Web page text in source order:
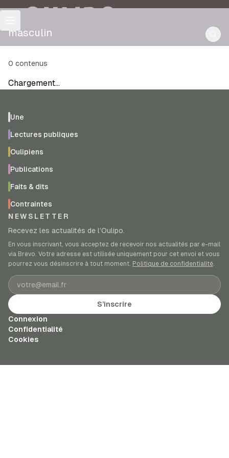
OULIPO
masculin
0 contenus
Chargement…
Une
Lectures publiques
Oulipiens
Publications
Faits & dits
Contraintes
NEWSLETTER
Recevez les actualités de l’Oulipo.
En vous inscrivant, vous acceptez de recevoir nos actualités par e-mail
via Brevo. Votre adresse est utilisée uniquement pour cet envoi et vous
pourrez vous désinscrire à tout moment. Politique de confidentialité.
Adresse e-mail
S’inscrire
Connexion
Confidentialité
Cookies